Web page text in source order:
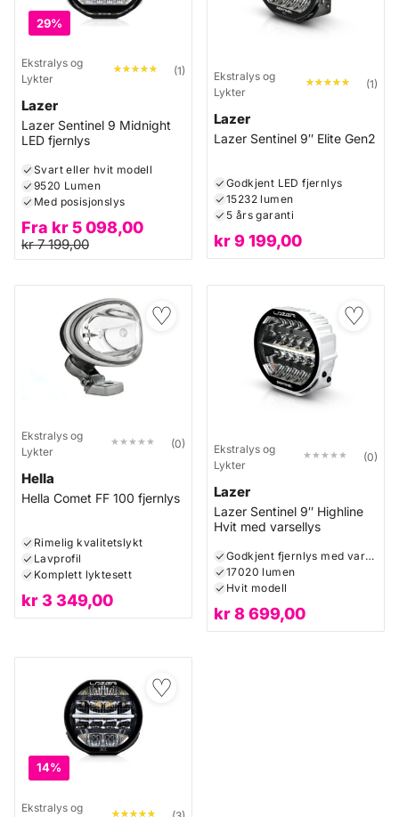
29%
Ekstralys og
Lykter
★★★★★
★★★★★ (1)
Lazer
Lazer Sentinel 9 Midnight
LED fjernlys
Svart eller hvit modell
9520 Lumen
Med posisjonslys
Fra kr5 098,00
kr7 199,00
Ekstralys og
Lykter
★★★★★
★★★★★ (1)
Lazer
Lazer Sentinel 9″ Elite Gen2
Godkjent LED fjernlys
15232 lumen
5 års garanti
kr9 199,00
♡
Ekstralys og
Lykter
★★★★★
★★★★★ (0)
Hella
Hella Comet FF 100 fjernlys
Rimelig kvalitetslykt
Lavprofil
Komplett lyktesett
kr3 349,00
♡
Ekstralys og
Lykter
★★★★★
★★★★★ (0)
Lazer
Lazer Sentinel 9″ Highline
Hvit med varsellys
Godkjent fjernlys med varsellys
17020 lumen
Hvit modell
kr8 699,00
♡
14%
Ekstralys og
★★★★★
★★★★★